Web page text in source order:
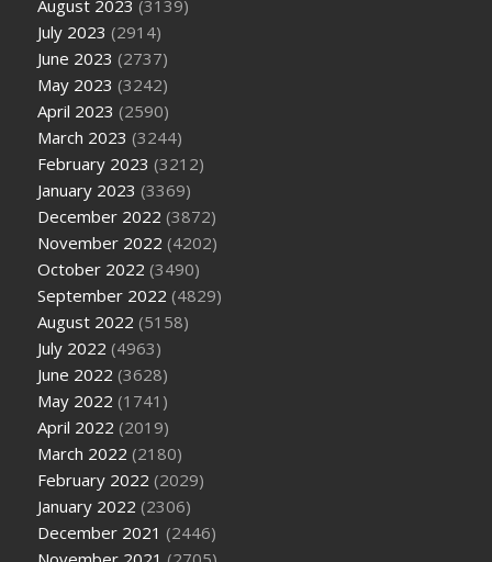
August 2023 (3139)
July 2023 (2914)
June 2023 (2737)
May 2023 (3242)
April 2023 (2590)
March 2023 (3244)
February 2023 (3212)
January 2023 (3369)
December 2022 (3872)
November 2022 (4202)
October 2022 (3490)
September 2022 (4829)
August 2022 (5158)
July 2022 (4963)
June 2022 (3628)
May 2022 (1741)
April 2022 (2019)
March 2022 (2180)
February 2022 (2029)
January 2022 (2306)
December 2021 (2446)